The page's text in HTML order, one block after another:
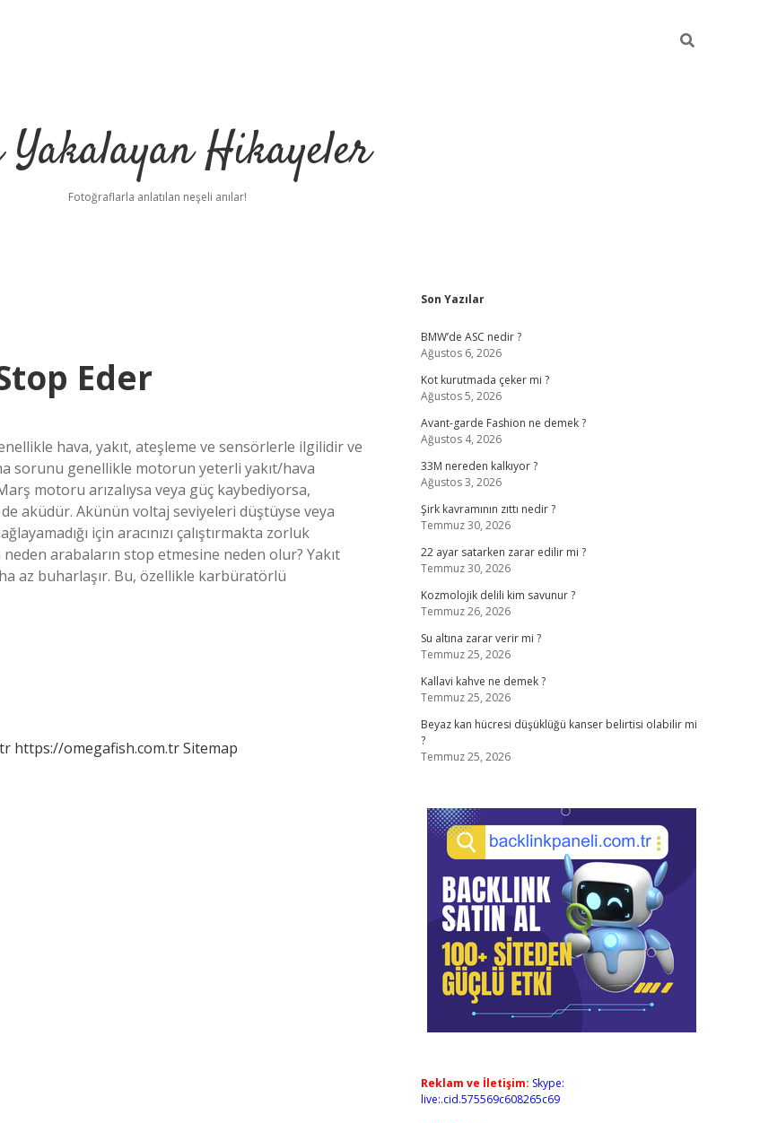
Yakalayan Hikayeler
Fotoğraflarla anlatılan neşeli anılar!
Eder
hava, yakıt, ateşleme ve sensörlerle ilgilidir ve
sorunu genellikle motorun yeterli yakıt/hava
motoru arızalıysa veya güç kaybediyorsa,
aküdür. Akünün voltaj seviyeleri düştüyse veya
için aracınızı çalıştırmakta zorluk
arabaların stop etmesine neden olur? Yakıt
az buharlaşır. Bu, özellikle karbüratörlü
https://omegafish.com.trSitemap
Sidebar
Son Yazılar
BMW’de ASC nedir ?
Ağustos 6, 2026
Kot kurutmada çeker mi ?
Ağustos 5, 2026
Avant-garde Fashion ne demek ?
Ağustos 4, 2026
33M nereden kalkıyor ?
Ağustos 3, 2026
Şirk kavramının zıttı nedir ?
Temmuz 30, 2026
22 ayar satarken zarar edilir mi ?
Temmuz 30, 2026
Kozmolojik delili kim savunur ?
Temmuz 26, 2026
Su altına zarar verir mi ?
Temmuz 25, 2026
Kallavi kahve ne demek ?
Temmuz 25, 2026
Beyaz kan hücresi düşüklüğü kanser belirtisi olabilir mi
?
Temmuz 25, 2026
Reklam ve İletişim: Skype:
live:.cid.575569c608265c69